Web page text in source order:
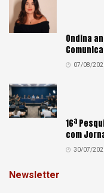
Ondina
07/08/
16ª
com
30/07/
Newsletter